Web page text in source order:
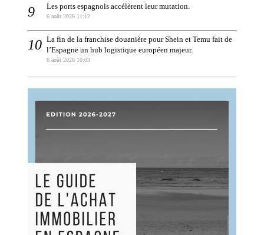
Les ports espagnols accélèrent leur mutation.
6 août 2026 11:12
La fin de la franchise douanière pour Shein et Temu fait de
l’Espagne un hub logistique européen majeur.
6 août 2026 10:03